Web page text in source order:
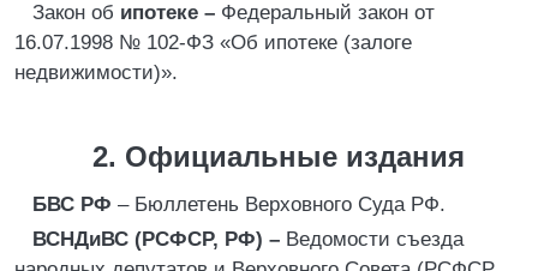
Закон об ипотеке – Федеральный закон от
16.07.1998 № 102-ФЗ «Об ипотеке (залоге
недвижимости)».
2. Официальные издания
БВС РФ – Бюллетень Верховного Суда РФ.
ВСНДиВС (РСФСР, РФ) – Ведомости съезда